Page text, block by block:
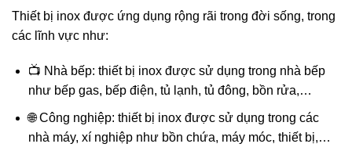
Thiết bị inox được ứng dụng rộng rãi trong đời sống, trong
các lĩnh vực như:
📺 Nhà bếp: thiết bị inox được sử dụng trong nhà bếp
như bếp gas, bếp điện, tủ lạnh, tủ đông, bồn rửa,…
🌐 Công nghiệp: thiết bị inox được sử dụng trong các
nhà máy, xí nghiệp như bồn chứa, máy móc, thiết bị,…